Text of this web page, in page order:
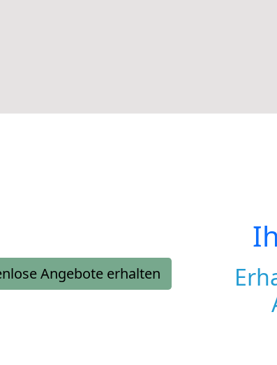
Angebote erhalten